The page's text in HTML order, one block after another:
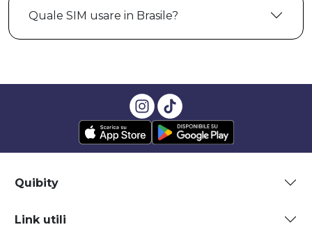
Quale SIM usare in Brasile?
Quibity
Link utili